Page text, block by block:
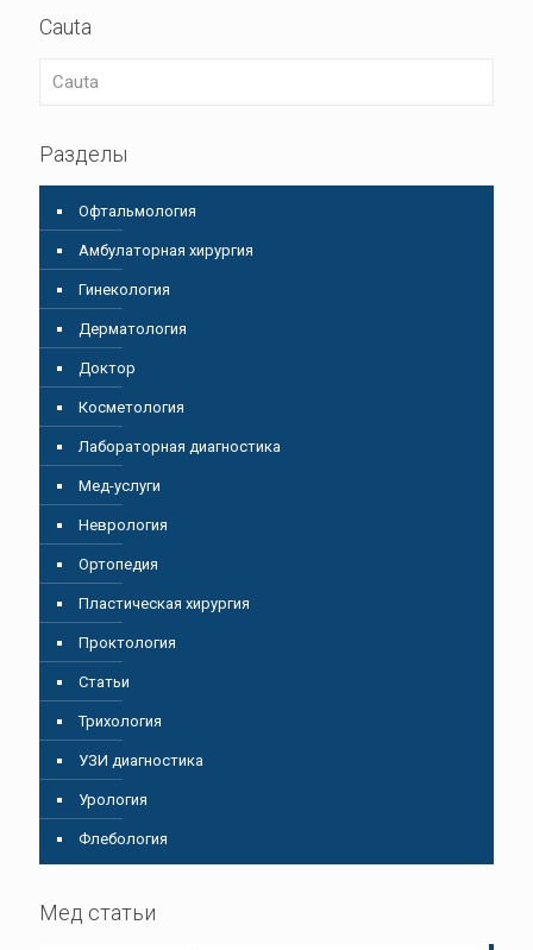
Cauta
Разделы
Oфтальмология
Амбулаторная хирургия
Гинекология
Дерматология
Доктор
Косметология
Лабораторная диагностика
Мед-услуги
Неврология
Ортопедия
Пластическая хирургия
Проктология
Статьи
Трихология
УЗИ диагностика
Урология
Флебология
Мед статьи